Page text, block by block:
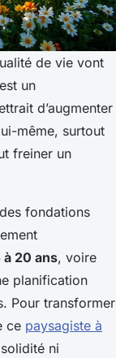
de vie vont
un
d’augmenter
même, surtout
freiner un
fondations
à 20 ans, voire
planification
Pour transformer
ce paysagiste à
ni